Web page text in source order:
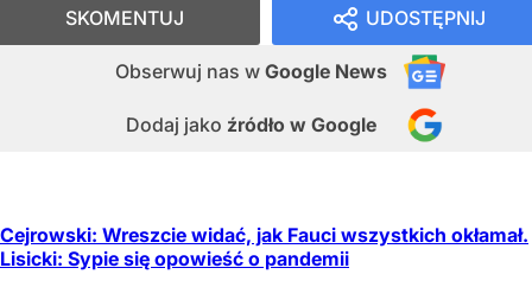
UDOSTĘPNIJ
Obserwuj nas w Google News
Dodaj jako źródło w Google
SKOMENTUJ
Cejrowski: Wreszcie widać, jak Fauci wszystkich okłamał.
Lisicki: Sypie się opowieść o pandemii